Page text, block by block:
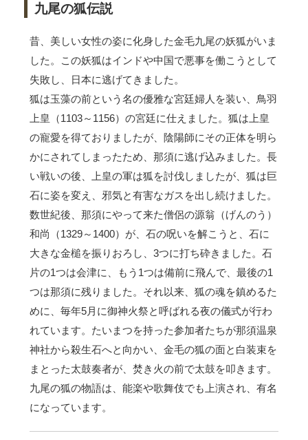
九尾の狐伝説
昔、美しい女性の姿に化身した金毛九尾の妖狐がいま
した。この妖狐はインドや中国で悪事を働こうとして
失敗し、日本に逃げてきました。
狐は玉藻の前という名の優雅な宮廷婦人を装い、鳥羽
上皇（1103～1156）の宮廷に仕えました。狐は上皇
の寵愛を得ておりましたが、陰陽師にその正体を明ら
かにされてしまったため、那須に逃げ込みました。長
い戦いの後、上皇の軍は狐を討伐しましたが、狐は巨
石に姿を変え、邪気と有害なガスを出し続けました。
数世紀後、那須にやって来た僧侶の源翁（げんのう）
和尚（1329～1400）が、石の呪いを解こうと、石に
大きな金槌を振りおろし、3つに打ち砕きました。石
片の1つは会津に、もう1つは備前に飛んで、最後の1
つは那須に残りました。それ以来、狐の魂を鎮めるた
めに、毎年5月に御神火祭と呼ばれる夜の儀式が行わ
れています。たいまつを持った参加者たちが那須温泉
神社から殺生石へと向かい、金毛の狐の面と白装束を
まとった太鼓奏者が、焚き火の前で太鼓を叩きます。
九尾の狐の物語は、能楽や歌舞伎でも上演され、有名
になっています。